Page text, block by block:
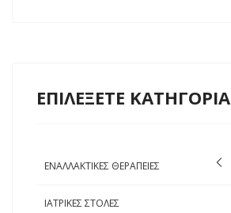
ΕΠΙΛΕΞΕΤΕ ΚΑΤΗΓΟΡΙΑ
ΕΝΑΛΛΑΚΤΙΚΕΣ ΘΕΡΑΠΕΙΕΣ
ΙΑΤΡΙΚΕΣ ΣΤΟΛΕΣ